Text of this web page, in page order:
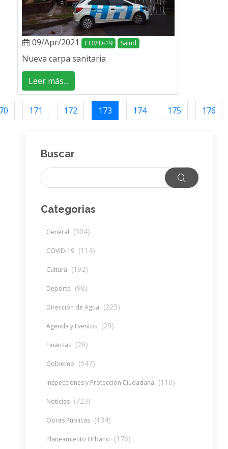
09/Apr/2021 COVID-19 Salud
Nueva carpa sanitaria
Leer más...
171 172 173 174 175 176
Buscar
Categorias
General (504)
COVID-19 (114)
Cultura (192)
Deporte (98)
Dirección de Agua (225)
Agenda y Eventos (29)
Finanzas (26)
Gobierno (547)
Inspecciones y Protección Ciudadana (110)
Noticias (723)
Obras Públicas (134)
Planeamiento Urbano (176)